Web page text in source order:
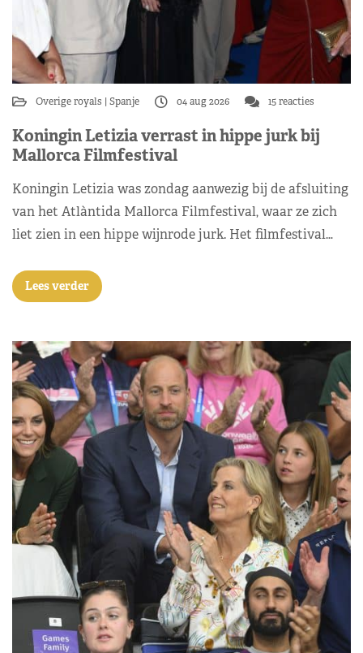
Overige royals Spanje 04 aug 2026 15 reacties
Koningin Letizia verrast in hippe jurk bij
Mallorca Filmfestival
Koningin Letizia was zondag aanwezig bij de afsluiting
van het Atlàntida Mallorca Filmfestival, waar ze zich
liet zien in een hippe wijnrode jurk. Het filmfestival…
Lees verder